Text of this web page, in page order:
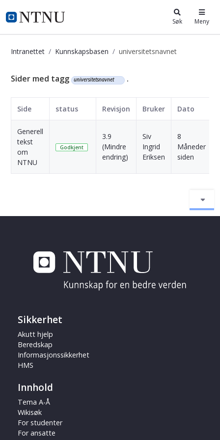
i.ntnu.no Søk Meny
Intranettet Kunnskapsbasen universitetsnavnet
Kunnskapsbasen
Sider med tagg universitetsnavnet .
Side status Revisjon Bruker Dato
Generell
tekst
om
NTNU
Godkjent
3.9
(Mindre
endring)
Siv
Ingrid
Eriksen
8
Måneder
siden
Sikkerhet
Akutt hjelp
Beredskap
Informasjonssikkerhet
HMS
Innhold
Tema A-Å
Wikisøk
For studenter
For ansatte